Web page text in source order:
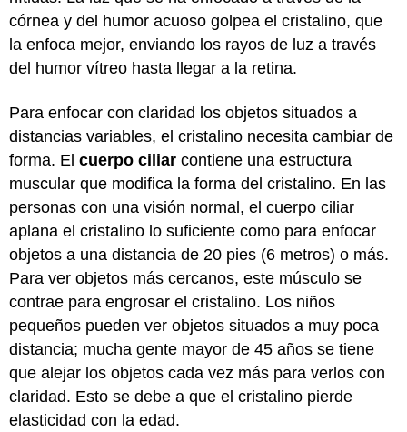
córnea y del humor acuoso golpea el cristalino, que
la enfoca mejor, enviando los rayos de luz a través
del humor vítreo hasta llegar a la retina.
Para enfocar con claridad los objetos situados a
distancias variables, el cristalino necesita cambiar de
forma. El cuerpo ciliar contiene una estructura
muscular que modifica la forma del cristalino. En las
personas con una visión normal, el cuerpo ciliar
aplana el cristalino lo suficiente como para enfocar
objetos a una distancia de 20 pies (6 metros) o más.
Para ver objetos más cercanos, este músculo se
contrae para engrosar el cristalino. Los niños
pequeños pueden ver objetos situados a muy poca
distancia; mucha gente mayor de 45 años se tiene
que alejar los objetos cada vez más para verlos con
claridad. Esto se debe a que el cristalino pierde
elasticidad con la edad.